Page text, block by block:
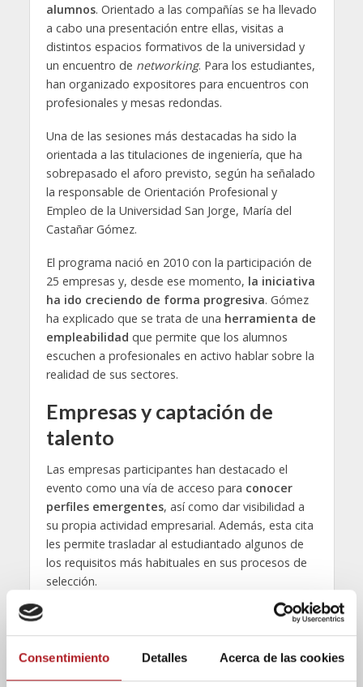
Consentimiento Detalles Acerca de las cookies
alumnos. Orientado a las compañías se ha llevado
a cabo una presentación entre ellas, visitas a
distintos espacios formativos de la universidad y
un encuentro de networking. Para los estudiantes,
han organizado expositores para encuentros con
profesionales y mesas redondas.
Una de las sesiones más destacadas ha sido la
orientada a las titulaciones de ingeniería, que ha
sobrepasado el aforo previsto, según ha señalado
la responsable de Orientación Profesional y
Empleo de la Universidad San Jorge, María del
Castañar Gómez.
El programa nació en 2010 con la participación de
25 empresas y, desde ese momento, la iniciativa
ha ido creciendo de forma progresiva. Gómez
ha explicado que se trata de una herramienta de
empleabilidad que permite que los alumnos
escuchen a profesionales en activo hablar sobre la
realidad de sus sectores.
Empresas y captación de
talento
Las empresas participantes han destacado el
evento como una vía de acceso para conocer
perfiles emergentes, así como dar visibilidad a
su propia actividad empresarial. Además, esta cita
les permite trasladar al estudiantado algunos de
los requisitos más habituales en sus procesos de
selección.
. También
buscamos personas con capacidad de trabajo en
equipo, humildad y ganas de seguir formándose”,